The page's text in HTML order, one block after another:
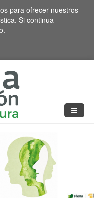
para ofrecer nuestros
Si continua